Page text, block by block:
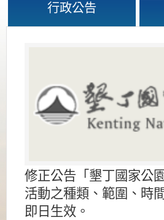
行政公告
修正公告「墾丁國家公
活動之種類、範圍、時
即日生效。